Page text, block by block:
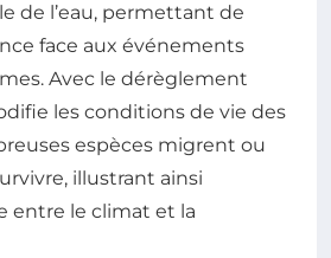
de l’eau, permettant de
face aux événements
Avec le dérèglement
les conditions de vie des
espèces migrent ou
illustrant ainsi
entre le climat et la